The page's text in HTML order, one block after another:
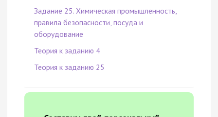
Задание 25. Химическая промышленность,
правила безопасности, посуда и
оборудование
Теория к заданию 4
Теория к заданию 25